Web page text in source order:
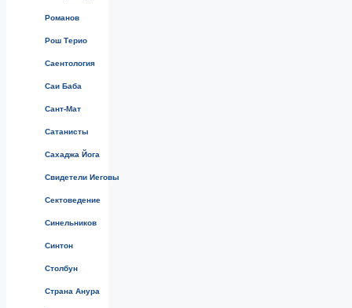
Романов
Рош Терио
Саентология
Саи Баба
Сант-Мат
Сатанисты
Сахаджа Йога
Свидетели Иеговы
Сектоведение
Синельников
Синтон
Столбун
Страна Анура